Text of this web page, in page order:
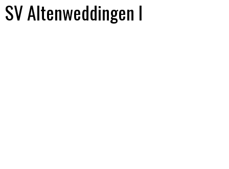
SV Altenweddingen I